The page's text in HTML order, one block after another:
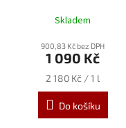
Skladem
900,83 Kč bez DPH
1 090 Kč
Měrná
cena:
2 180 Kč / 1 l
Do košíku